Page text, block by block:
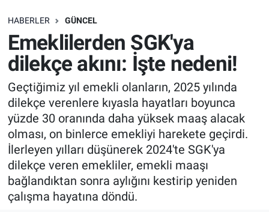
HABERLER GÜNCEL
Emeklilerden SGK'ya
dilekçe akını: İşte nedeni!
Geçtiğimiz yıl emekli olanların, 2025 yılında
dilekçe verenlere kıyasla hayatları boyunca
yüzde 30 oranında daha yüksek maaş alacak
olması, on binlerce emekliyi harekete geçirdi.
İlerleyen yılları düşünerek 2024'te SGK'ya
dilekçe veren emekliler, emekli maaşı
bağlandıktan sonra aylığını kestirip yeniden
çalışma hayatına döndü.
SAĞLIK
EKONOMİ
EĞİTİM
ÖZEL HABER
Keşfet
ASTROLOJİ
MANŞET